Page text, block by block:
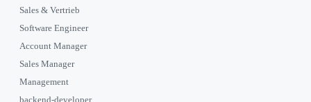
Sales & Vertrieb
Software Engineer
Account Manager
Sales Manager
Management
backend-developer